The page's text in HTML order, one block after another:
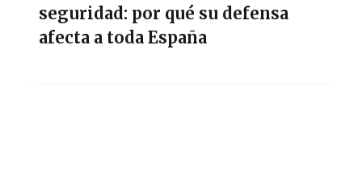
seguridad: por qué su defensa
afecta a toda España